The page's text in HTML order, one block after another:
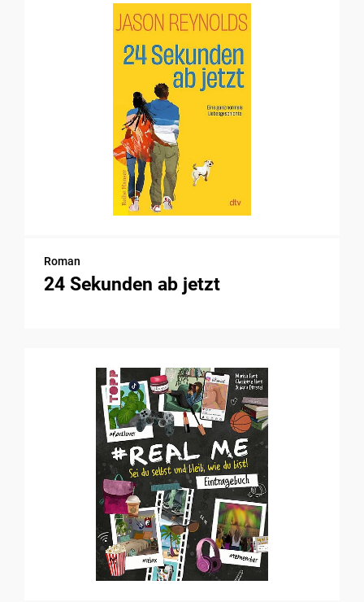
Roman
24 Sekunden ab jetzt